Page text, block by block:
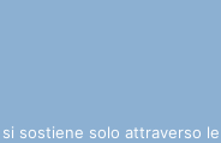
si sostiene solo attraverso